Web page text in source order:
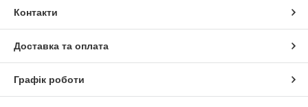
Контакти
Доставка та оплата
Графік роботи